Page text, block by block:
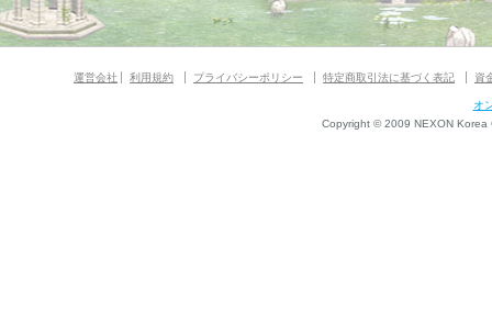
運営会社 利用規約 プライバシーポリシー 特定商取引法に基づく表記 資
オ
Copyright © 2009 NEXON Korea